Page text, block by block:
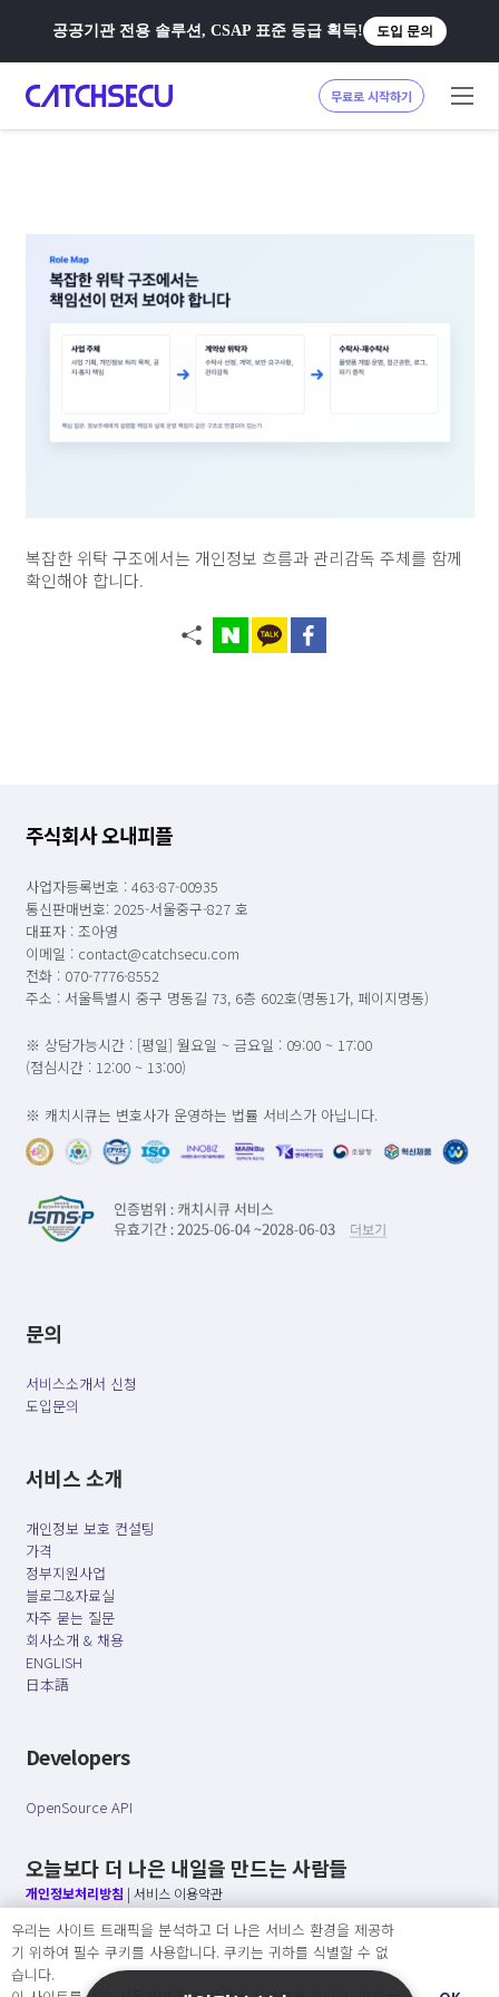
공공기관 전용 솔루션, CSAP 표준 등급 획득! 도입 문의
무료로 시작하기
복잡한 위탁 구조에서는 개인정보 흐름과 관리감독 주체를 함께
확인해야 합니다.
주식회사 오내피플
사업자등록번호 : 463-87-00935
통신판매번호: 2025-서울중구-827 호
대표자 : 조아영
이메일 : contact@catchsecu.com
전화 : 070-7776-8552
주소 : 서울특별시 중구 명동길 73, 6층 602호(명동1가, 페이지명동)
※ 상담가능시간 : [평일] 월요일 ~ 금요일 : 09:00 ~ 17:00
(점심시간 : 12:00 ~ 13:00)
※ 캐치시큐는 변호사가 운영하는 법률 서비스가 아닙니다.
문의
서비스소개서 신청
도입문의
서비스 소개
개인정보 보호 컨설팅
가격
정부지원사업
블로그&자료실
자주 묻는 질문
회사소개 & 채용
ENGLISH
日本語
Developers
OpenSource API
오늘보다 더 나은 내일을 만드는 사람들
개인정보처리방침 | 서비스 이용약관
○ 개인정보보호 컴플라이언스를 선도하겠습니다.
○ 정보주체의 권리를 보장하겠습니다.
○ 기업의 개인정보보호를 위한 효율적 관리를 보장하겠습니다.
우리는 사이트 트래픽을 분석하고 더 나은 서비스 환경을 제공하
기 위하여 필수 쿠키를 사용합니다. 쿠키는 귀하를 식별할 수 없
습니다.